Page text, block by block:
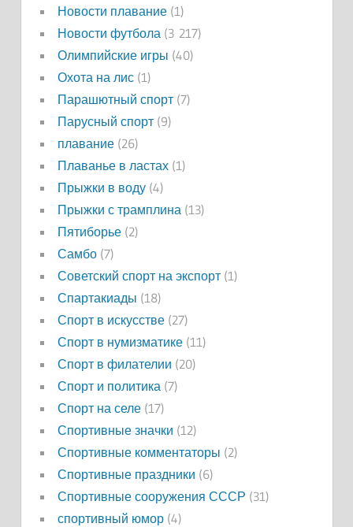
Новости плавание(1)
Новости футбола (3 217)
Олимпийские игры (40)
Охота на лис(1)
Парашютный спорт(7)
Парусный спорт(9)
плавание(26)
Плаванье в ластах(1)
Прыжки в воду(4)
Прыжки с трамплина (13)
Пятиборье(2)
Самбо(7)
Советский спорт на экспорт(1)
Спартакиады (18)
Спорт в искусстве(27)
Спорт в нумизматике(11)
Спорт в филателии (20)
Спорт и политика (7)
Спорт на селе(17)
Спортивные значки (12)
Спортивные комментаторы (2)
Спортивные праздники (6)
Спортивные сооружения СССР (31)
спортивный юмор(4)